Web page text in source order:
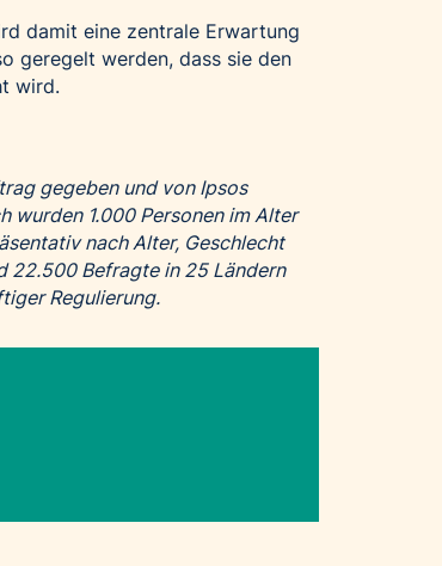
damit eine zentrale Erwartung
geregelt werden, dass sie den
wird.
gegeben und von Ipsos
wurden 1.000 Personen im Alter
nach Alter, Geschlecht
22.500 Befragte in 25 Ländern
Regulierung.